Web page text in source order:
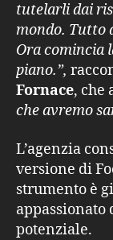
tutelarli dai
mondo. Tutto
Ora comincia
piano.”,
Fornace, che
che avremo
L’agenzia
versione di
strumento è
potenziale.